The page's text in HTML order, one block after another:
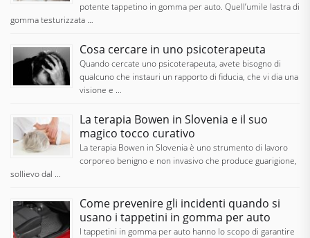
potente tappetino in gomma per auto. Quell’umile lastra di
gomma testurizzata …
Cosa cercare in uno psicoterapeuta
Quando cercate uno psicoterapeuta, avete bisogno di
qualcuno che instauri un rapporto di fiducia, che vi dia una
visione e …
La terapia Bowen in Slovenia e il suo
magico tocco curativo
La terapia Bowen in Slovenia è uno strumento di lavoro
corporeo benigno e non invasivo che produce guarigione,
sollievo dal …
Come prevenire gli incidenti quando si
usano i tappetini in gomma per auto
I tappetini in gomma per auto hanno lo scopo di garantire